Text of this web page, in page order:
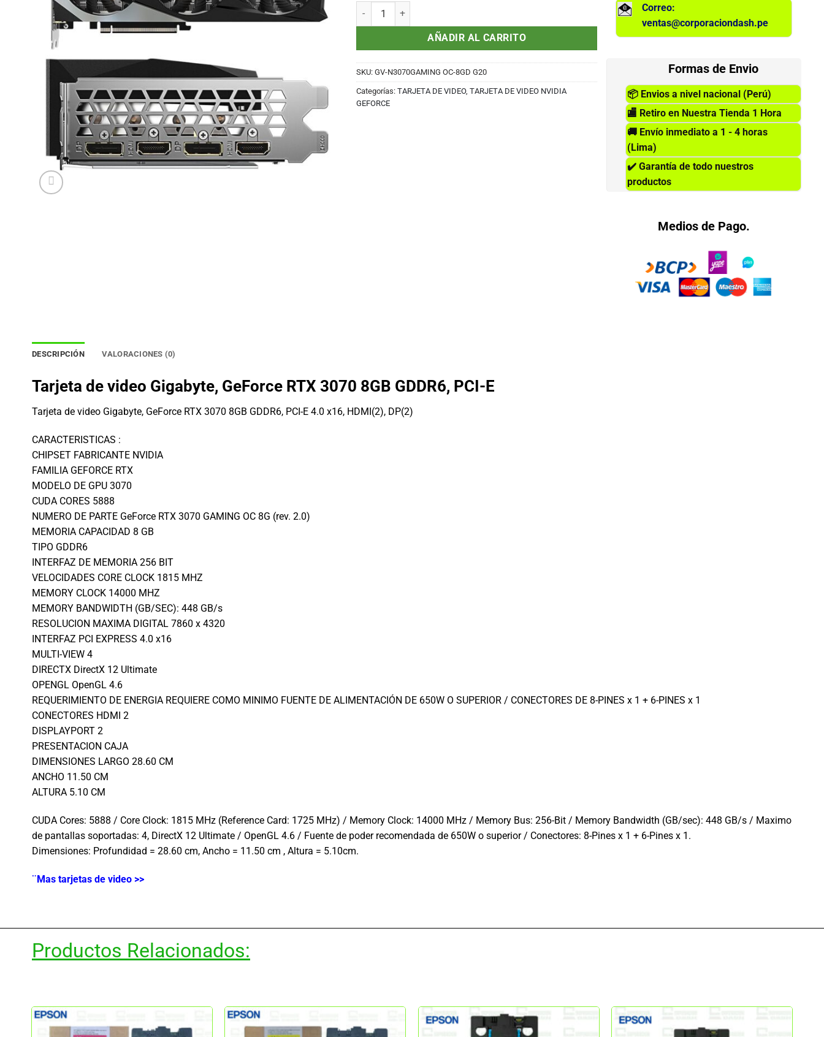
Tarjeta de video Gigabyte GeForce RTX 3070 8GB GDDR6, PCI-E cantidad
AÑADIR AL CARRITO
SKU:GV-N3070GAMING OC-8GD G20
Categorías:TARJETA DE VIDEO,TARJETA DE VIDEO NVIDIA
GEFORCE
Correo:
ventas@corporaciondash.pe
Formas de Envio
📦 Envios a nivel nacional (Perú)
🏬 Retiro en Nuestra Tienda 1 Hora
🚚 Envío inmediato a 1 - 4 horas
(Lima)
✔️ Garantía de todo nuestros
productos
Medios de Pago.
DESCRIPCIÓN VALORACIONES (0)
Tarjeta de video Gigabyte, GeForce RTX 3070 8GB GDDR6, PCI-E
Tarjeta de video Gigabyte, GeForce RTX 3070 8GB GDDR6, PCI-E 4.0 x16, HDMI(2), DP(2)
CARACTERISTICAS :
CHIPSET FABRICANTE NVIDIA
FAMILIA GEFORCE RTX
MODELO DE GPU 3070
CUDA CORES 5888
NUMERO DE PARTE GeForce RTX 3070 GAMING OC 8G (rev. 2.0)
MEMORIA CAPACIDAD 8 GB
TIPO GDDR6
INTERFAZ DE MEMORIA 256 BIT
VELOCIDADES CORE CLOCK 1815 MHZ
MEMORY CLOCK 14000 MHZ
MEMORY BANDWIDTH (GB/SEC): 448 GB/s
RESOLUCION MAXIMA DIGITAL 7860 x 4320
INTERFAZ PCI EXPRESS 4.0 x16
MULTI-VIEW 4
DIRECTX DirectX 12 Ultimate
OPENGL OpenGL 4.6
REQUERIMIENTO DE ENERGIA REQUIERE COMO MINIMO FUENTE DE ALIMENTACIÓN DE 650W O SUPERIOR / CONECTORES DE 8-PINES x 1 + 6-PINES x 1
CONECTORES HDMI 2
DISPLAYPORT 2
PRESENTACION CAJA
DIMENSIONES LARGO 28.60 CM
ANCHO 11.50 CM
ALTURA 5.10 CM
CUDA Cores: 5888 / Core Clock: 1815 MHz (Reference Card: 1725 MHz) / Memory Clock: 14000 MHz / Memory Bus: 256-Bit / Memory Bandwidth (GB/sec): 448 GB/s / Maximo
de pantallas soportadas: 4, DirectX 12 Ultimate / OpenGL 4.6 / Fuente de poder recomendada de 650W o superior / Conectores: 8-Pines x 1 + 6-Pines x 1.
Dimensiones: Profundidad = 28.60 cm, Ancho = 11.50 cm , Altura = 5.10cm.
¨Mas tarjetas de video >>
Productos Relacionados: